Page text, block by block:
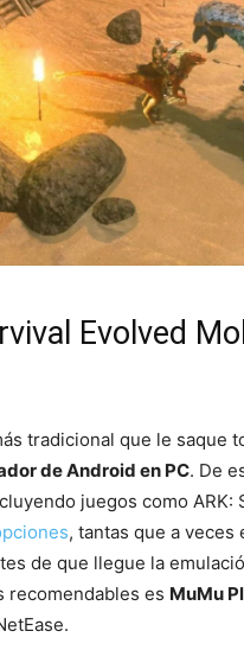
Evolved
tradicional que le saque
de Android en PC. De
juegos como ARK:
, tantas que a
de que llegue la
recomendables es MuMu